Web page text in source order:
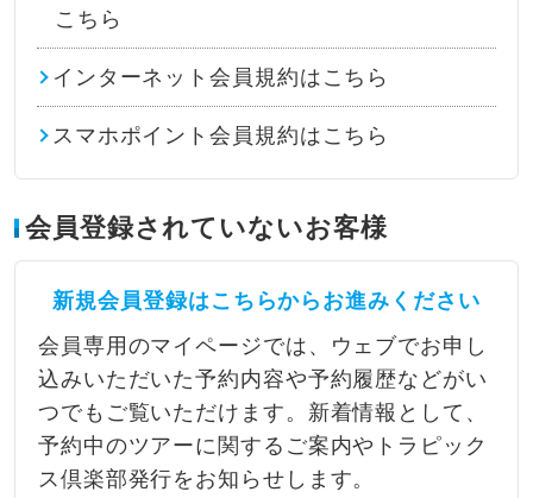
こちら
インターネット会員規約はこちら
スマホポイント会員規約はこちら
会員登録されていないお客様
新規会員登録はこちらからお進みください
会員専用のマイページでは、ウェブでお申し
込みいただいた予約内容や予約履歴などがい
つでもご覧いただけます。新着情報として、
予約中のツアーに関するご案内やトラピック
ス倶楽部発行をお知らせします。